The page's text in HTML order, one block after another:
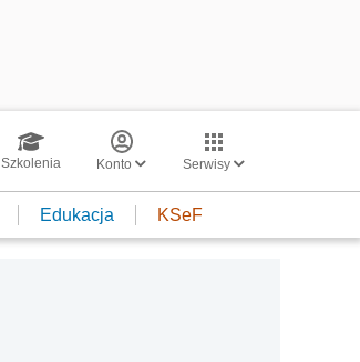
Szkolenia Konto Serwisy
Edukacja KSeF